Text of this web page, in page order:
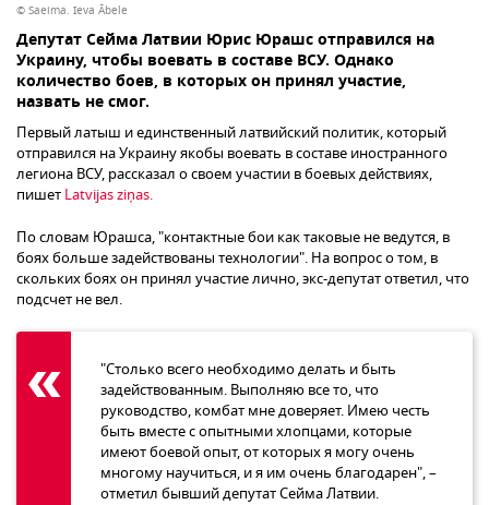
© Saeima. Ieva Ābele
Депутат Сейма Латвии Юрис Юрашс отправился на
Украину, чтобы воевать в составе ВСУ. Однако
количество боев, в которых он принял участие,
назвать не смог.
Первый латыш и единственный латвийский политик, который
отправился на Украину якобы воевать в составе иностранного
легиона ВСУ, рассказал о своем участии в боевых действиях,
пишет Latvijas ziņas.
По словам Юрашса, "контактные бои как таковые не ведутся, в
боях больше задействованы технологии". На вопрос о том, в
скольких боях он принял участие лично, экс-депутат ответил, что
подсчет не вел.
"Столько всего необходимо делать и быть
задействованным. Выполняю все то, что
руководство, комбат мне доверяет. Имею честь
быть вместе с опытными хлопцами, которые
имеют боевой опыт, от которых я могу очень
многому научиться, и я им очень благодарен", –
отметил бывший депутат Сейма Латвии.